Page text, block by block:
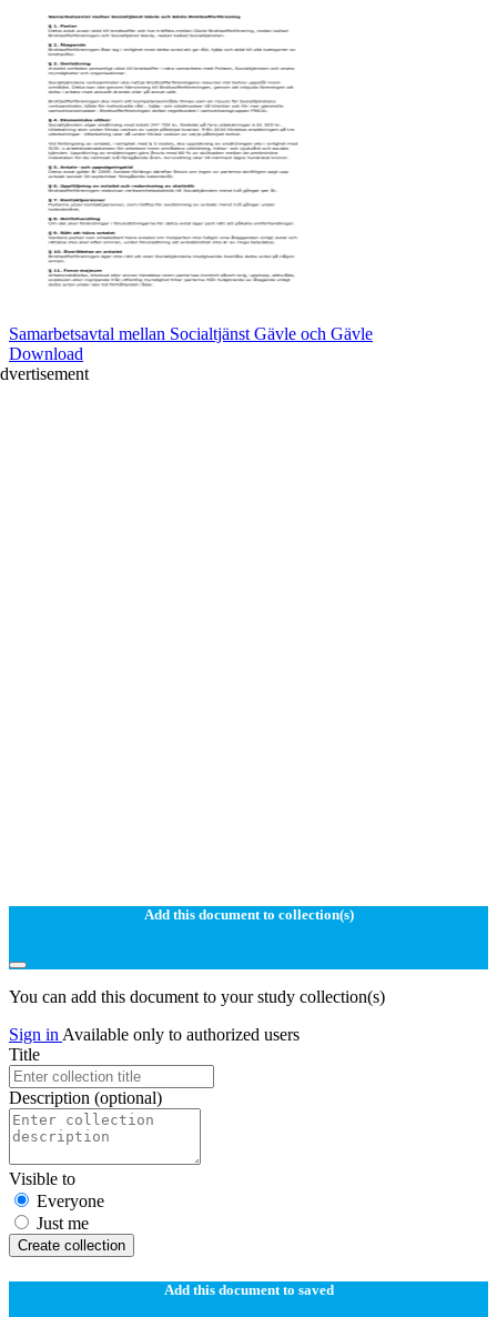
Samarbetsavtal mellan Socialtjänst Gävle och Gävle
Download
Add this document to collection(s)
You can add this document to your study collection(s)
Sign in Available only to authorized users
Title
Description (optional)
Visible to
Everyone
Just me
Create collection
Add this document to saved